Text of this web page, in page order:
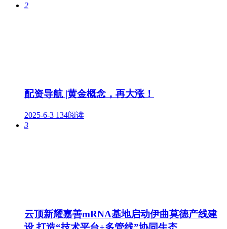
2
配资导航 |黄金概念，再大涨！
2025-6-3 134阅读
3
云顶新耀嘉善mRNA基地启动伊曲莫德产线建